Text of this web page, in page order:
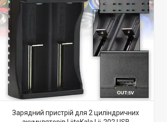
Зарядний пристрій для 2 циліндричних